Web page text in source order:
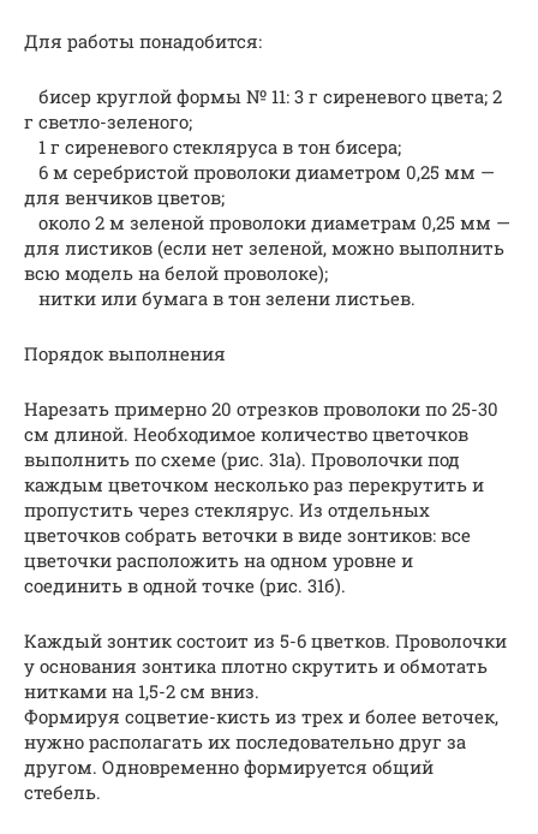
Для работы понадобится:
бисер круглой формы № 11: 3 г сиреневого цвета; 2
г светло-зеленого;
1 г сиреневого стекляруса в тон бисера;
6 м серебристой проволоки диаметром 0,25 мм —
для венчиков цветов;
около 2 м зеленой проволоки диаметрам 0,25 мм —
для листиков (если нет зеленой, можно выполнить
всю модель на белой проволоке);
нитки или бумага в тон зелени листьев.
Порядок выполнения
Нарезать примерно 20 отрезков проволоки по 25-30
см длиной. Необходимое количество цветочков
выполнить по схеме (рис. 31а). Проволочки под
каждым цветочком несколько раз перекрутить и
пропустить через стеклярус. Из отдельных
цветочков собрать веточки в виде зонтиков: все
цветочки расположить на одном уровне и
соединить в одной точке (рис. 31б).
Каждый зонтик состоит из 5-6 цветков. Проволочки
у основания зонтика плотно скрутить и обмотать
нитками на 1,5-2 см вниз.
Формируя соцветие-кисть из трех и более веточек,
нужно располагать их последовательно друг за
другом. Одновременно формируется общий
стебель.